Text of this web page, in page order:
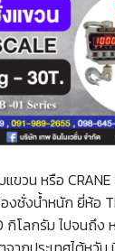
ขวน หรือ CRANE
องชั่งน้ำหนัก ยี่ห้อ
กิโลกรัม ไปจนถึง